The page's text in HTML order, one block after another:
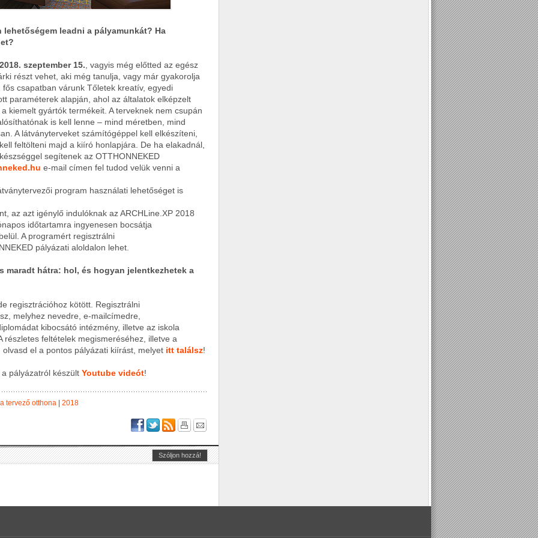
leadni a pályamunkát? Ha
2018. szeptember 15. , vagyis még előtted az egész
részt vehet, aki még tanulja, vagy már gyakorolja
csapatban várunk Tőletek kreatív, egyedi
paraméterek alapján, ahol az általatok elképzelt
kiemelt gyártók termékeit. A terveknek nem csupán
is kell lenne – mind méretben, mind
A látványterveket számítógéppel kell elkészíteni,
feltölteni majd a kiíró honlapjára. De ha elakadnál,
segítenek az OTTHONNEKED
e-mail címen fel tudod velük venni a
program használati lehetőséget is
az azt igénylő indulóknak az ARCHLine.XP 2018
időtartamra ingyenesen bocsátja
A programért regisztrálni
pályázati aloldalon lehet.
maradt hátra: hol, és hogyan jelentkezhetek a
regisztrációhoz kötött. Regisztrálni
melyhez nevedre, e-mailcímedre,
kibocsátó intézmény, illetve az iskola
részletes feltételek megismeréséhez, illetve a
el a pontos pályázati kiírást, melyet itt találsz!
pályázatról készült Youtube videót!
a tervező otthona 2018